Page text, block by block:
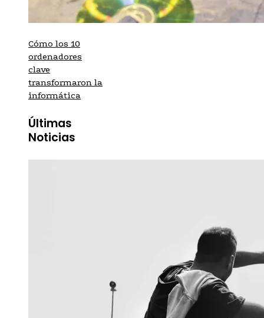
Cómo los 10
ordenadores
clave
transformaron la
informática
Últimas
Noticias